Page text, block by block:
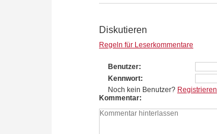
Diskutieren
Regeln für Leserkommentare
Benutzer
Kennwort
Noch kein Benutzer? Registrieren
Kommentar